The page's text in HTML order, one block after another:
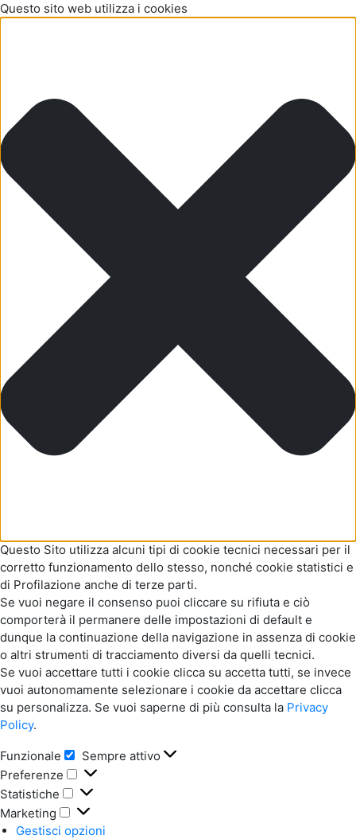
Questo sito web utilizza i cookies
Questo Sito utilizza alcuni tipi di cookie tecnici necessari per il
corretto funzionamento dello stesso, nonché cookie statistici e
di Profilazione anche di terze parti.
Se vuoi negare il consenso puoi cliccare su rifiuta e ciò
comporterà il permanere delle impostazioni di default e
dunque la continuazione della navigazione in assenza di cookie
o altri strumenti di tracciamento diversi da quelli tecnici.
Se vuoi accettare tutti i cookie clicca su accetta tutti, se invece
vuoi autonomamente selezionare i cookie da accettare clicca
su personalizza. Se vuoi saperne di più consulta la Privacy
Policy.
Funzionale Funzionale
Sempre attivo
Preferenze
Preferenze
Statistiche
Statistiche
Marketing
Marketing
Gestisci opzioni